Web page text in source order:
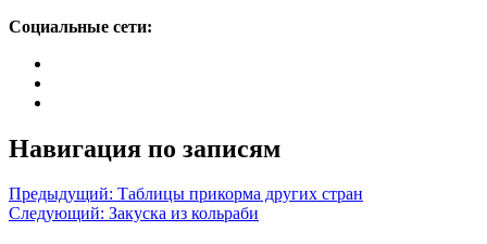
Социальные сети:
Навигация по записям
Предыдущий: Таблицы прикорма других стран
Следующий: Закуска из кольраби